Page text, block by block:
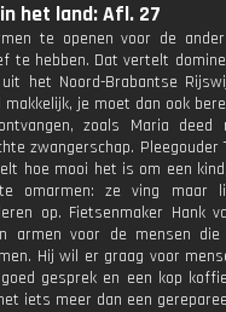
het land: Afl. 27
te openen voor de
te hebben. Dat vertelt
het Noord-Brabantse
je moet dan ook
zoals Maria deed
zwangerschap. Pleegouder
hoe mooi het is om een
omarmen: ze ving maar
op. Fietsenmaker Hank
armen voor de mensen die
Hij wil er graag voor
gesprek en een kop
iets meer dan een